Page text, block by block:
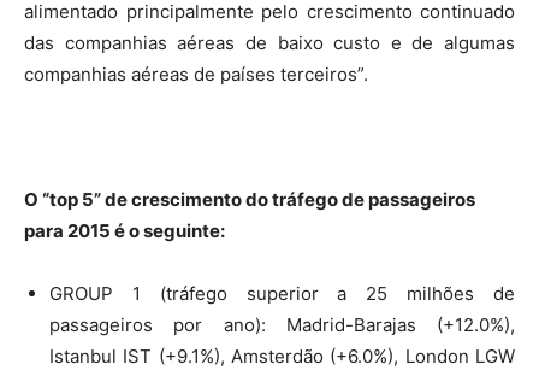
alimentado principalmente pelo crescimento continuado
das companhias aéreas de baixo custo e de algumas
companhias aéreas de países terceiros”.
O “top 5” de crescimento do tráfego de passageiros
para 2015 é o seguinte:
GROUP 1 (tráfego superior a 25 milhões de
passageiros por ano): Madrid-Barajas (+12.0%),
Istanbul IST (+9.1%), Amsterdão (+6.0%), London LGW